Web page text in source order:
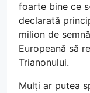
foarte bine ce
declarată
milion de
Europeană să
Trianonului.
Mulți ar putea